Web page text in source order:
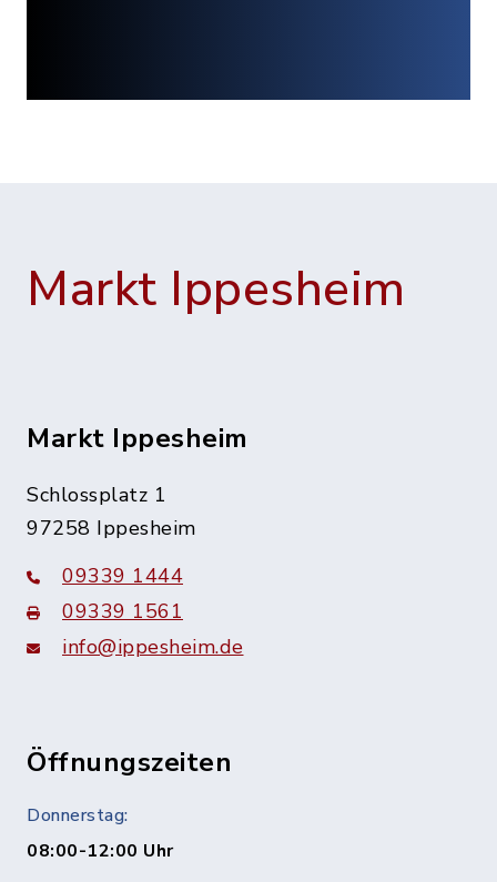
Markt Ippesheim
Markt Ippesheim
Schlossplatz 1
97258 Ippesheim
09339 1444
09339 1561
info@ippesheim.de
Öffnungszeiten
Donnerstag:
08:00-12:00 Uhr